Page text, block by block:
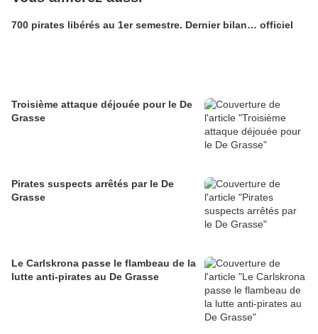
700 pirates libérés au 1er semestre. Dernier bilan… officiel
Troisième attaque déjouée pour le De
Grasse
Pirates suspects arrêtés par le De
Grasse
Le Carlskrona passe le flambeau de la
lutte anti-pirates au De Grasse